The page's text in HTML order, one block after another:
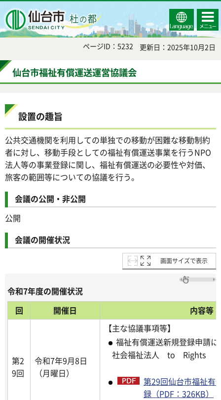
Select
Language
コンテ
ンツメ
ニュー
ページID：5232 更新日：2025年10月2日
仙台市福祉有償運送運営協議会
設置の趣旨
公共交通機関を利用しての単独での移動が困難な移動制約
者に対し、移動手段としての福祉有償運送事業を行うNPO
法人等の事業登録に関し、福祉有償運送の必要性や対価、
旅客の範囲等についての協議を行う。
会議の公開・非公開
公開
会議の開催状況
画面サイズで表示
令和7年度の開催状況
回
開催日 内容等
第2
9回
令和7年9月8日
（月曜日）
【主な協議事項等】
福祉有償運送新規登録申請
社会福祉法人 to Rights
第29回仙台市福祉有
録（PDF：326KB）